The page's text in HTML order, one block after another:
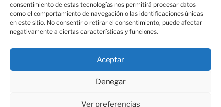
consentimiento de estas tecnologías nos permitirá procesar datos
como el comportamiento de navegación o las identificaciones únicas
en este sitio. No consentir o retirar el consentimiento, puede afectar
negativamente a ciertas características y funciones.
Aceptar
Denegar
Ver preferencias